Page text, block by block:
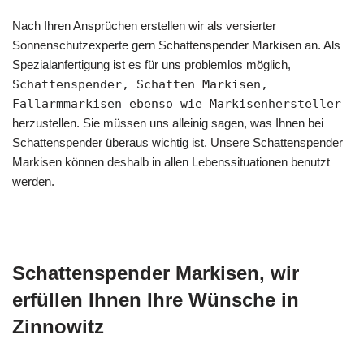
Nach Ihren Ansprüchen erstellen wir als versierter
Sonnenschutzexperte gern Schattenspender Markisen an. Als
Spezialanfertigung ist es für uns problemlos möglich,
Schattenspender, Schatten Markisen,
Fallarmmarkisen ebenso wie Markisenhersteller
herzustellen. Sie müssen uns alleinig sagen, was Ihnen bei
Schattenspender überaus wichtig ist. Unsere Schattenspender
Markisen können deshalb in allen Lebenssituationen benutzt
werden.
Schattenspender Markisen, wir
erfüllen Ihnen Ihre Wünsche in
Zinnowitz